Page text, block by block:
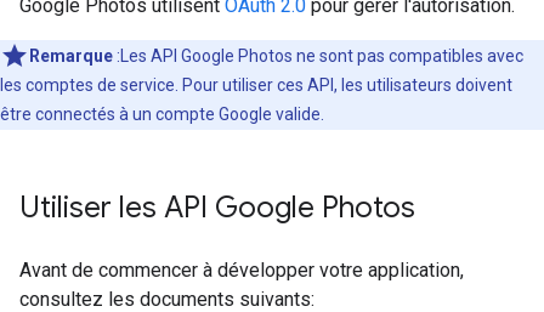
Google Photos utilisent OAuth 2.0 pour gérer l'autorisation.
Remarque :Les API Google Photos ne sont pas compatibles avec
les comptes de service. Pour utiliser ces API, les utilisateurs doivent
être connectés à un compte Google valide.
Utiliser les API Google Photos
Avant de commencer à développer votre application,
consultez les documents suivants: